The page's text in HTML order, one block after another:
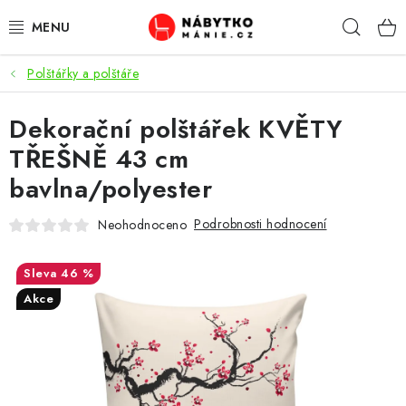
na
OBÝVACÍ POKOJ
KUCHYŇ A JÍDELNA
LOŽNICE
DĚTSKÝ POKOJ
KANCELÁŘ / PRACOVNA
KOUPELNA A WC
Polštářky a polštáře
Dekorační polštářek KVĚTY
TŘEŠNĚ 43 cm
bavlna/polyester
Neohodnoceno Podrobnosti hodnocení
46 %
Akce